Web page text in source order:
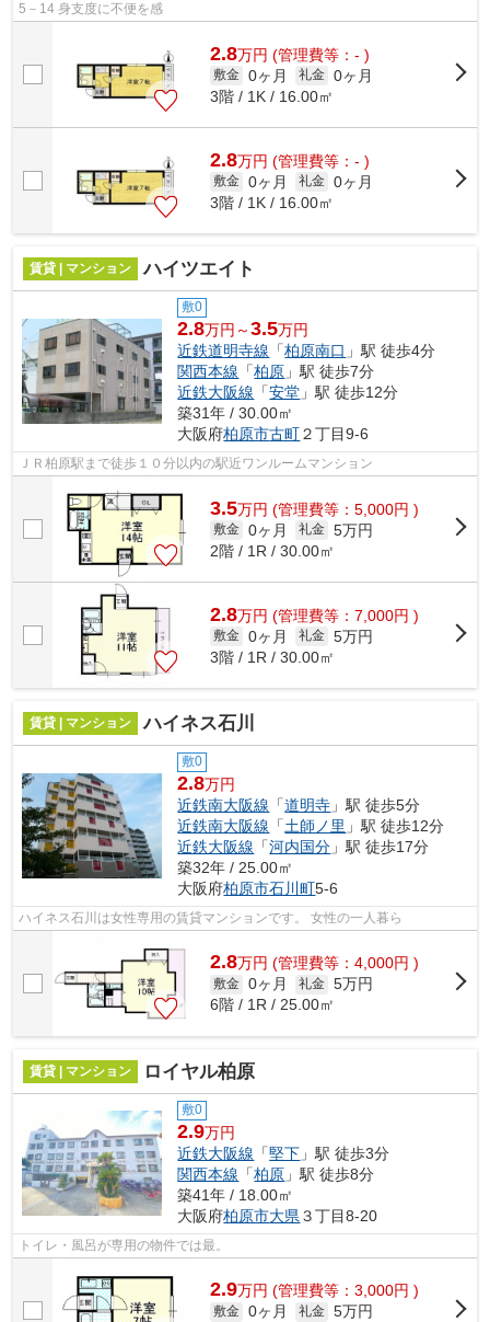
5－14 身支度に不便を感
2.8万円 (管理費等：- )
敷金 0ヶ月 礼金 0ヶ月
3階 / 1K / 16.00㎡
2.8万円 (管理費等：- )
敷金 0ヶ月 礼金 0ヶ月
3階 / 1K / 16.00㎡
賃貸 | マンション ハイツエイト
敷0
2.8万円～3.5万円
近鉄道明寺線 「柏原南口 」駅 徒歩4分
関西本線 「柏原 」駅 徒歩7分
近鉄大阪線 「安堂 」駅 徒歩12分
築31年 / 30.00㎡
大阪府柏原市古町２丁目9-6
ＪＲ柏原駅まで徒歩１０分以内の駅近ワンルームマンション
3.5万円 (管理費等：5,000円 )
敷金 0ヶ月 礼金 5万円
2階 / 1R / 30.00㎡
2.8万円 (管理費等：7,000円 )
敷金 0ヶ月 礼金 5万円
3階 / 1R / 30.00㎡
賃貸 | マンション ハイネス石川
敷0
2.8万円
近鉄南大阪線 「道明寺 」駅 徒歩5分
近鉄南大阪線 「土師ノ里 」駅 徒歩12分
近鉄大阪線 「河内国分 」駅 徒歩17分
築32年 / 25.00㎡
大阪府柏原市石川町5-6
ハイネス石川は女性専用の賃貸マンションです。 女性の一人暮ら
2.8万円 (管理費等：4,000円 )
敷金 0ヶ月 礼金 5万円
6階 / 1R / 25.00㎡
賃貸 | マンション ロイヤル柏原
敷0
2.9万円
近鉄大阪線 「堅下 」駅 徒歩3分
関西本線 「柏原 」駅 徒歩8分
築41年 / 18.00㎡
大阪府柏原市大県 ３丁目8-20
トイレ・風呂が専用の物件では最。
2.9万円 (管理費等：3,000円 )
敷金 0ヶ月 礼金 5万円